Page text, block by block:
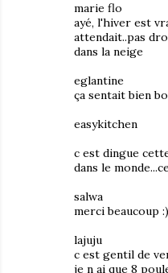
marie flo
ayé, l'hiver est
attendait..pas
dans la neige
eglantine
ça sentait bien
easykitchen
c est dingue
dans le
salwa
merci beaucoup :)
lajuju
c est gentil de
je n ai que 8